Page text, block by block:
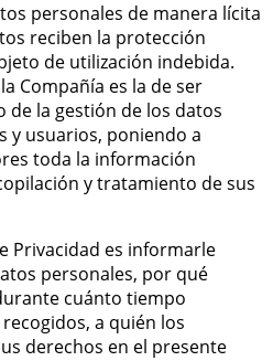
personales de manera lícita
reciben la protección
de utilización indebida.
Compañía es la de ser
la gestión de los datos
y usuarios, poniendo a
toda la información
y tratamiento de sus
Privacidad es informarle
personales, por qué
cuánto tiempo
a quién los
derechos en el presente